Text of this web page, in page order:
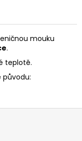
mouku
.
teplotě.
původu: